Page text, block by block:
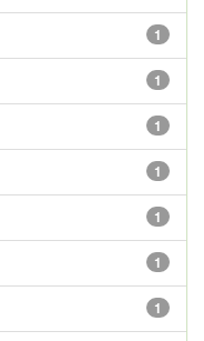
1
1
1
1
1
1
1